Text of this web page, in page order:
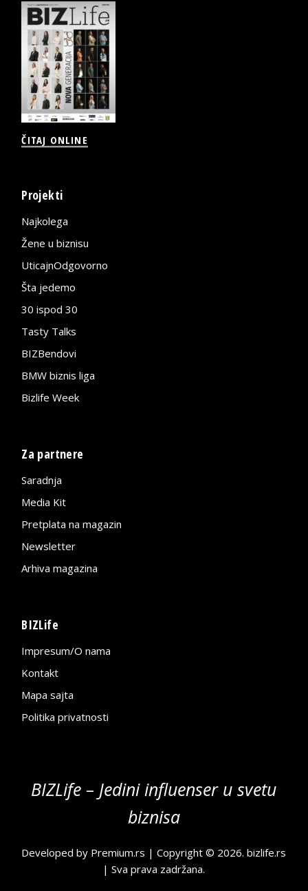
ČITAJ ONLINE
Projekti
Najkolega
Žene u biznisu
UticajnOdgovorno
Šta jedemo
30 ispod 30
Tasty Talks
BIZBendovi
BMW biznis liga
Bizlife Week
Za partnere
Saradnja
Media Kit
Pretplata na magazin
Newsletter
Arhiva magazina
BIZLife
Impresum/O nama
Kontakt
Mapa sajta
Politika privatnosti
BIZLife – Jedini influenser u svetu
biznisa
Developed by Premium.rs | Copyright © 2026.bizlife.rs
| Sva prava zadržana.